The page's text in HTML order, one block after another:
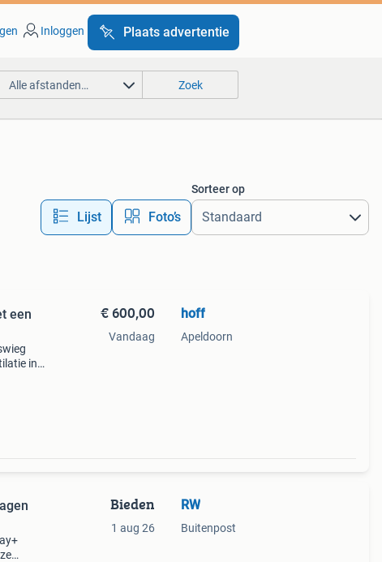
Inloggen Plaats advertentie
Alle afstanden… Zoek
Lijst Foto’s
Sorteer op
een
in
€ 600,00
Vandaag
hoff
Apeldoorn
Bieden
1 aug 26
RW
Buitenpost